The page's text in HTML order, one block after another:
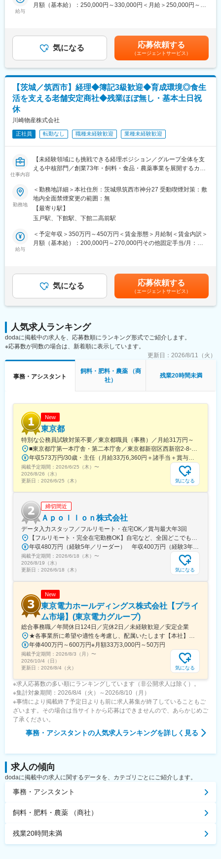
世界の花壇苗のマーケットでトップシェアを誇るヨーロッパのメ
■当社の特徴
・花の種類は2000種類ほどあり、シンジェンタの花壇苗は育てや
すく、よく咲くと言われています。知名度も高く、フマキラーグ
ループになってから特にホームセンター向けの販売事業が好調で
シェアを伸ばしています。
・近年では東京ドイツ村、東武動物公園等の有名商業施設への植
変更の範囲：会社の定める業務
・配車手配
・納期調整
※配車手配や調整業務においては、お電話にて対応いただくケース
が多いです。
※顧客対応は営業と一緒に対応します。
■入社後の流れ
商材について理解していただきます。
・同一フロアで常に相談できる環境
営業：男性2名（50代部長・20代メンバー）
営業事務：女性4名（30代リーダー・20代メンバー3名）
■明るくフラットな社風
・チームで協力しながら進める風土で、孤立しにくい職場です。
・残業月平均5時間以下と、ワークライフバランスを保ちやすい環
境です。
■当社の特徴：
する油脂の総合商社です。
・海外への販売先に加え、油脂を輸出する際に貯蔵をするタンク
も複数確保しており国内で余剰感のある際にも受入も可能で、い
かなる局面でも国内外と安定的な取引ができます。
変更の範囲：会社の定める業務
給与
月額（基本給）：250,000円～330,000円＜月給＞250,000円～
気になる 応募依頼する
（エージェントサービス）
【茨城／筑西市】経理◆簿記3級歓迎◆育成環境◎食生
活を支える老舗安定商社◆残業ほぼ無し・基本土日祝
休
川崎物産株式会社
正社員 転勤なし 職種未経験歓迎 業種未経験歓迎
仕事内容
【未経験領域にも挑戦できる経理ポジション／グループ全体を支
える中核部門／創業73年・飼料・食品・農薬事業を展開するカワ
＼このポジションの魅力／
・グループ複数社の経理を担当でき、早期から幅広い実務経験が
積めます！
・日次業務だけでなく、月次・年次決算まで段階的にチャレンジ
可能！
・少数精鋭組織のため、一人ひとりの裁量が大きく、成長スピー
ドが速い環境です！
ープ企業の経理業務をご担当いただきます。
＜具体的には＞
・仕訳・伝票処理、会計ソフト（勘定奉行）への入力
・月次・年次決算に関する資料作成補助
・顧問税理士との連携・資料提出対応
業務理解を深めながら、月次決算→年次決算へと段階的にステッ
プアップしていただきます。
・業務フロー改善や効率化提案
など、より経営に近いポジションへチャレンジ可能です。
■配属部署
男性4名・女性3名の計7名（40～70代）
ベテラン社員が多く、実務を通じて丁寧に教えてもらえる環境で
す。
質問・相談もしやすく、チームで協力しながら業務を進めていま
■就業環境
・年間休日111日、週休二日制
・グループ各社で決算月が分散しているため、繁忙期が一点に集
中しません
・和やかで協力的なチーム風土
腰を据えて長く働きながら、着実にスキルアップできる環境で
す。
業を支える事業を展開。
商品開発・物流・コンサルティング機能まで担い、顧客企業の経
営向上に貢献しています。
安定した経営基盤のもと、次世代を担う管理部門人材の育成にも
力を入れています。
変更の範囲：会社の定める業務
勤務地
＜勤務地詳細＞本社住所：茨城県筑西市神分27 受動喫煙対策：敷
地内全面禁煙変更の範囲：無
【最寄り駅】
玉戸駅、下館駅、下館二高前駅
給与
＜予定年収＞350万円～450万円＜賃金形態＞月給制＜賃金内訳＞
月額（基本給）：200,000円～270,000円その他固定手当/月：
金額であり、選考を通じて上下する可能性があります。月給(月額)
は固定手当を含めた表記です。
気になる 応募依頼する
（エージェントサービス）
人気求人ランキング
dodaに掲載中の求人を、応募数順にランキング形式でご紹介します。
※応募数が同数の場合は、新着順に表示しています。
更新日： 2026/8/11（火）
事務・アシスタント
飼料・肥料・農薬 （商
社）
残業20時間未満
New
東京都
特別な公務員試験対策不要／東京都職員（事務）／月給31万円～
■東京都庁第一本庁舎・第二本庁舎／東京都新宿区西新宿2-8-1 ※東京都庁本庁舎のほか、都内の出先事業所などに配属される場合があります。 ※配属される部署によってリモートワークの相談も可能です。 ◎アクセス・「JR新宿駅」（西口から徒歩約10分）・都営地下鉄大江戸線「都庁前駅」・新宿駅西口（地下バスのりば）から都営バス（都庁循環）「都庁第一本庁舎」、「都庁第二本庁舎」、「都議会議事堂」下車・JR新宿駅西改札「新宿駅西口」バス停から「西参道方面」行きの新宿WEバス乗車、「新宿ワシントンホテル前」下車※禁煙対策：敷地内禁煙
年収573万円/30歳・主任（月給33万6,360円＋諸手当＋賞与） 年収694万円/35歳・課長代理（月給40万3,560円＋諸手当＋賞与）
掲載予定期間： 2026/6/25（木） 〜
2026/8/26（水）
更新日： 2026/6/25（木） 気になる
締切間近
Ａｐｏｌｌｏｎ株式会社
データ入力スタッフ／フルリモート・在宅OK／賞与最大年3回
【フルリモート・完全在宅勤務OK】自宅など、全国どこでもあなたが働きやすい場所で働けます★転居を伴う転勤なし★全国47都道府県どこからでも応募OK【本社】東京都新宿区山吹町130番地の15 茜ビル2-A＜アクセス＞有楽町線「江戸川橋駅」、東西線「東西線」より徒歩10分※受動喫煙対策：あり
年収480万円（経験5年／リーダー） 年収400万円（経験3年／メンバー）
掲載予定期間： 2026/6/18（木） 〜
2026/8/19（水）
更新日： 2026/6/18（木） 気になる
New
東京電力ホールディングス株式会社【プライ
ム市場】(東京電力グループ)
総合事務職／年間休日124日／完休2日／未経験歓迎／安定企業
★各事業所に希望や適性を考慮し、配属いたします【本社】東京都千代田区内幸町1丁目1番3号※屋内原則禁煙（喫煙専用室設置あり）
年俸400万円～600万円※月額33万3,000円～50万円
掲載予定期間： 2026/8/3（月） 〜
2026/10/4（日）
更新日： 2026/8/4（火） 気になる
※求人応募数の多い順にランキングしています（非公開求人は除く）。
※集計対象期間：2026/8/4（火）～2026/8/10（月）
※事情により掲載終了予定日よりも前に求人募集が終了していることもご
ざいます。その場合は当サイトから応募はできませんので、あらかじめご
了承ください。
事務・アシスタントの人気求人ランキングを詳しく見る
求人の傾向
dodaに掲載中の求人に関するデータを、カテゴリごとにご紹介します。
事務・アシスタント
飼料・肥料・農薬 （商社）
残業20時間未満